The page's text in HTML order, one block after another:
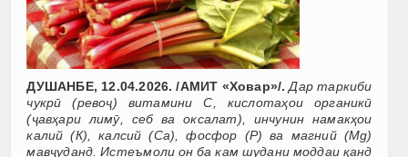
ДУШАНБЕ, 12.04.2026. /АМИТ «Ховар»/. Дар таркиби
чукрӣ (ревоҷ) витамини С, кислотаҳои органикӣ
(ҷавҳари лимӯ, себ ва оксалат), инчунин намакҳои
калий (К), калсий (Са), фосфор (Р) ва магний (Mg)
мавҷуданд. Истеъмоли он ба кам шудани моддаи қанд